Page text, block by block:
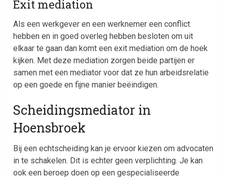
Exit mediation
Als een werkgever en een werknemer een conflict
hebben en in goed overleg hebben besloten om uit
elkaar te gaan dan komt een exit mediation om de hoek
kijken. Met deze mediation zorgen beide partijen er
samen met een mediator voor dat ze hun arbeidsrelatie
op een goede en fijne manier beëindigen.
Scheidingsmediator in
Hoensbroek
Bij een echtscheiding kan je ervoor kiezen om advocaten
in te schakelen. Dit is echter geen verplichting. Je kan
ook een beroep doen op een gespecialiseerde